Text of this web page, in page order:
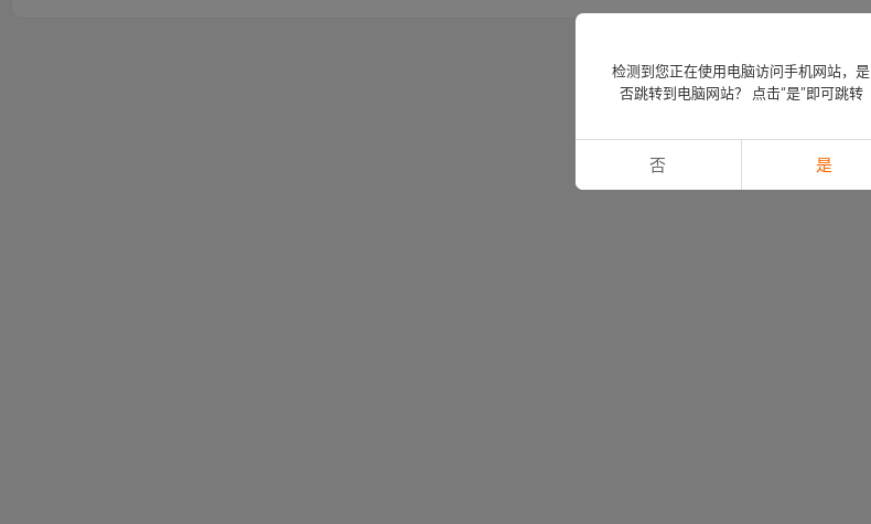
检测到您正在使用电脑访问手机网站，是
否跳转到电脑网站？ 点击“是”即可跳转
否 是